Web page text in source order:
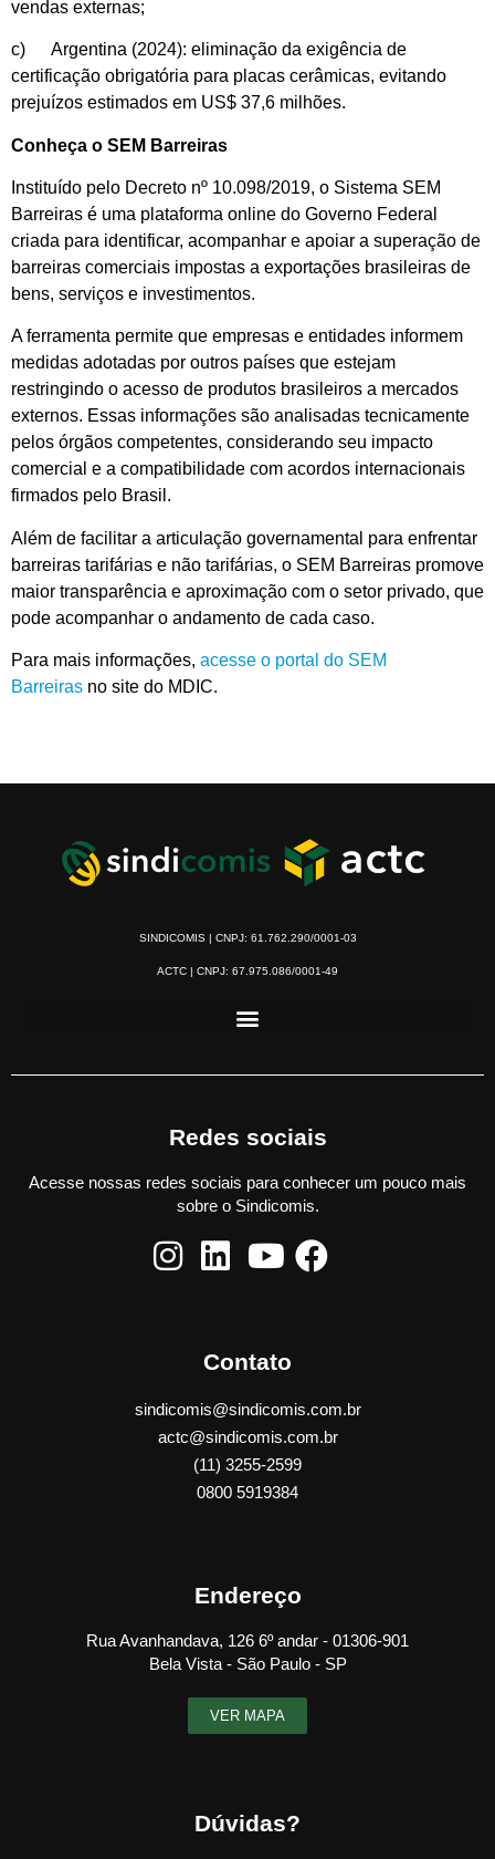
vendas externas;
c) Argentina (2024): eliminação da exigência de
certificação obrigatória para placas cerâmicas, evitando
prejuízos estimados em US$ 37,6 milhões.
Conheça o SEM Barreiras
Instituído pelo Decreto nº 10.098/2019, o Sistema SEM
Barreiras é uma plataforma online do Governo Federal
criada para identificar, acompanhar e apoiar a superação de
barreiras comerciais impostas a exportações brasileiras de
bens, serviços e investimentos.
A ferramenta permite que empresas e entidades informem
medidas adotadas por outros países que estejam
restringindo o acesso de produtos brasileiros a mercados
externos. Essas informações são analisadas tecnicamente
pelos órgãos competentes, considerando seu impacto
comercial e a compatibilidade com acordos internacionais
firmados pelo Brasil.
Além de facilitar a articulação governamental para enfrentar
barreiras tarifárias e não tarifárias, o SEM Barreiras promove
maior transparência e aproximação com o setor privado, que
pode acompanhar o andamento de cada caso.
Para mais informações, acesse o portal do SEM
Barreiras no site do MDIC.
SINDICOMIS | CNPJ: 61.762.290/0001-03
ACTC | CNPJ: 67.975.086/0001-49
Redes sociais
Acesse nossas redes sociais para conhecer um pouco mais
sobre o Sindicomis.
Contato
sindicomis@sindicomis.com.br
actc@sindicomis.com.br
(11) 3255-2599
0800 5919384
Endereço
Rua Avanhandava, 126 6º andar - 01306-901
Bela Vista - São Paulo - SP
VER MAPA
Dúvidas?